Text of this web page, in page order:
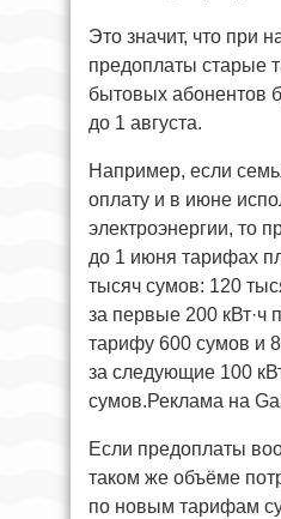
Это значит, что при
предоплаты старые
бытовых абонентов
до 1 августа.
Например, если
оплату и в июне
электроэнергии, то
до 1 июня тарифах
тысяч сумов: 120
за первые 200 кВт·ч
тарифу 600 сумов и
за следующие 100
сумов.Реклама на
Если предоплаты
таком же объёме
по новым тарифам